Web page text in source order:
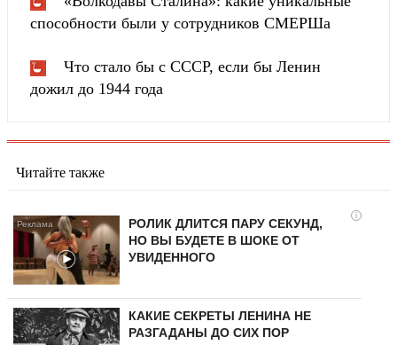
способности были у сотрудников СМЕРШа
Что стало бы с СССР, если бы Ленин
дожил до 1944 года
Читайте также
i
РОЛИК ДЛИТСЯ ПАРУ СЕКУНД,
НО ВЫ БУДЕТЕ В ШОКЕ ОТ
УВИДЕННОГО
КАКИЕ СЕКРЕТЫ ЛЕНИНА НЕ
РАЗГАДАНЫ ДО СИХ ПОР